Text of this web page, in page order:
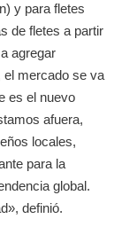
y para fletes
de fletes a partir
agregar
el mercado se va
es el nuevo
afuera,
locales,
para la
global.
definió.